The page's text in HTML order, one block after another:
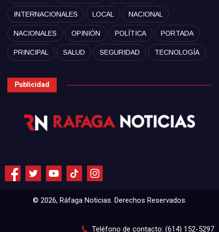
INTERNACIONALES LOCAL NACIONAL
NACIONALES OPINIÓN POLÍTICA PORTADA
PRINCIPAL SALUD SEGURIDAD TECNOLOGÍA
Publicidad
© 2026, Ráfaga Noticias. Derechos Reservados.
Teléfono de contacto: (614) 152-5297